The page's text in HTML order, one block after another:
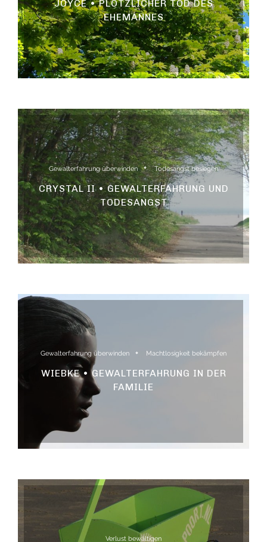
JOYCE • PLÖTZLICHER TOD DES
EHEMANNES
Gewalterfahrung überwinden Todesangst besiegen
CRYSTAL II • GEWALTERFAHRUNG UND
TODESANGST
Gewalterfahrung überwinden Machtlosigkeit bekämpfen
WIEBKE • GEWALTERFAHRUNG IN DER
FAMILIE
Verlust bewältigen